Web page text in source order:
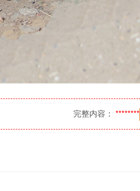
完整内容： ********